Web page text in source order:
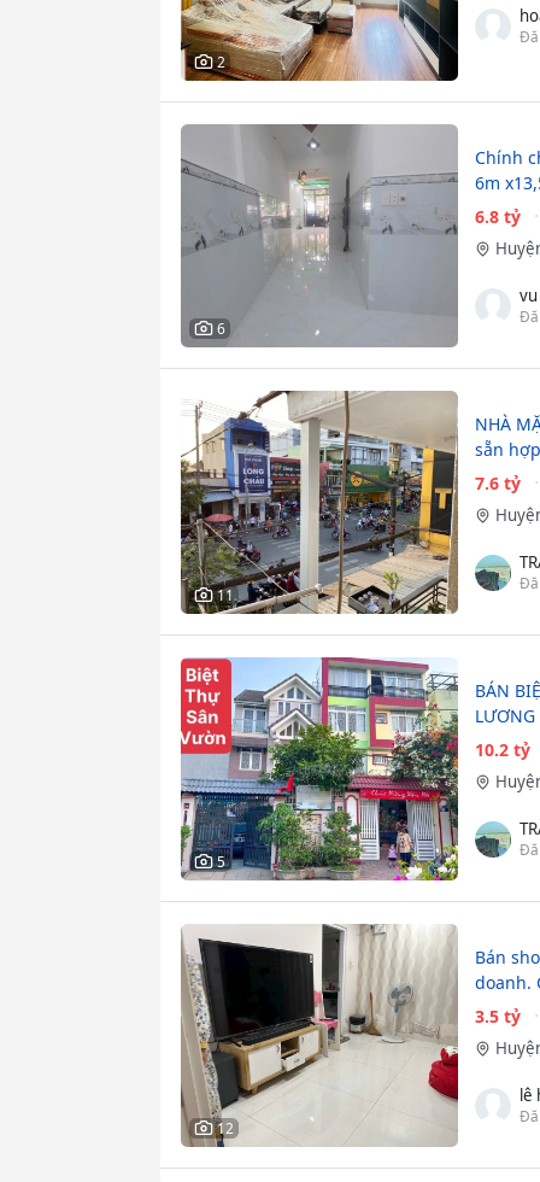
2
6
Chính
6m
6.8 tỷ
11
NHÀ
sẵn
7.6 tỷ
5
BÁN
10.2 tỷ
12
Bán
doanh.
3.5 tỷ
lê